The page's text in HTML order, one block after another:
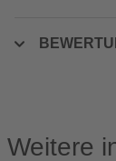
Weitere